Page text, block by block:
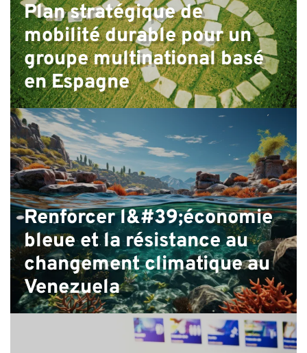
Plan stratégique de
mobilité durable pour un
groupe multinational basé
en Espagne
Renforcer l&#39;économie
bleue et la résistance au
changement climatique au
Venezuela